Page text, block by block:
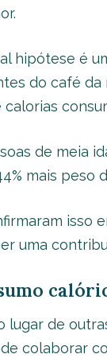
hipótese é
do café
calorias
de meia
mais peso
isso
uma
lugar de
colaborar